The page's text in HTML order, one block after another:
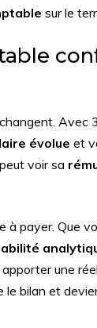
sur le
Avec
évolue et
voir sa
à payer. Que
une
le bilan et